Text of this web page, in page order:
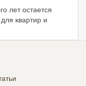
лет остается
квартир и